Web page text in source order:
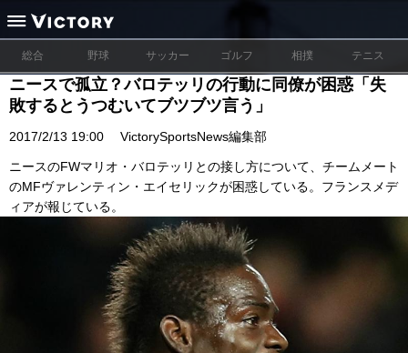
総合 野球 サッカー ゴルフ 相撲 テニス
ニースで孤立？バロテッリの行動に同僚が困惑「失
敗するとうつむいてブツブツ言う」
2017/2/13 19:00 VictorySportsNews編集部
ニースのFWマリオ・バロテッリとの接し方について、チームメート
のMFヴァレンティン・エイセリックが困惑している。フランスメデ
ィアが報じている。